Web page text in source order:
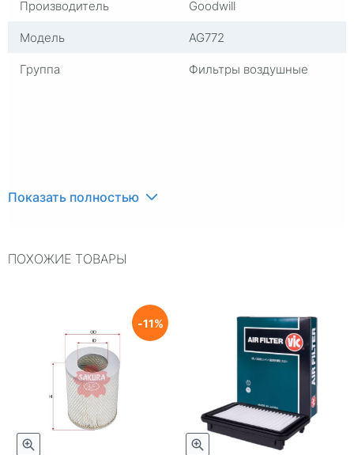
Производитель
Goodwill
Модель
AG772
Группа
Фильтры воздушные
Показать полностью
ПОХОЖИЕ ТОВАРЫ
11